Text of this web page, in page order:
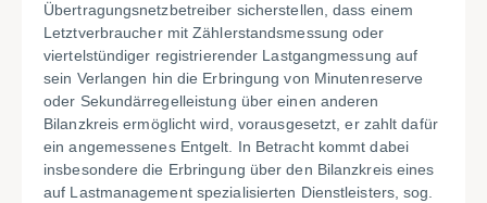
Übertragungsnetzbetreiber sicherstellen, dass einem
Letztverbraucher mit Zählerstandsmessung oder
viertelstündiger registrierender Lastgangmessung auf
sein Verlangen hin die Erbringung von Minutenreserve
oder Sekundärregelleistung über einen anderen
Bilanzkreis ermöglicht wird, vorausgesetzt, er zahlt dafür
ein angemessenes Entgelt. In Betracht kommt dabei
insbesondere die Erbringung über den Bilanzkreis eines
auf Lastmanagement spezialisierten Dienstleisters, sog.